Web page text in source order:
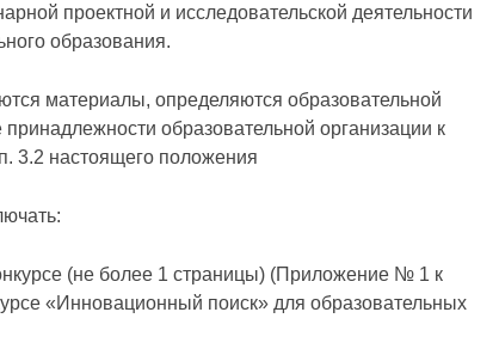
проектной и исследовательской деятельности
образования.
материалы, определяются образовательной
образовательной организации к
3.2 настоящего положения
(не более 1 страницы) (Приложение № 1 к
«Инновационный поиск» для образовательных